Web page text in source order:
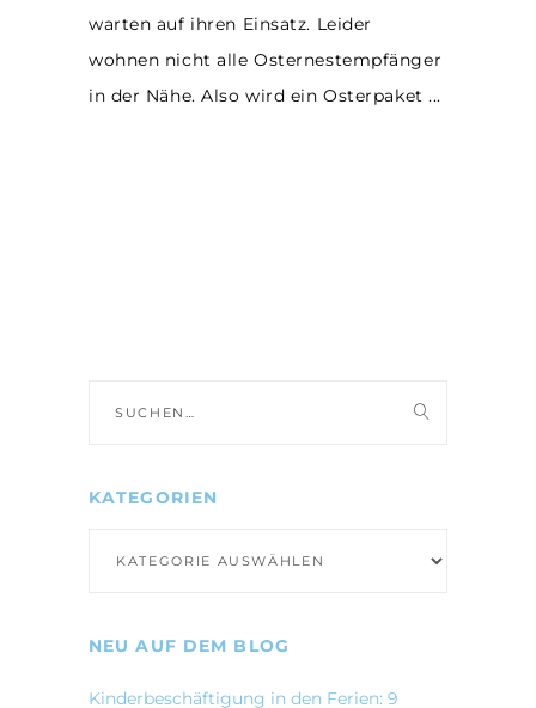
warten auf ihren Einsatz. Leider
wohnen nicht alle Osternestempfänger
in der Nähe. Also wird ein Osterpaket
nach:
KATEGORIEN
NEU AUF DEM BLOG
Kinderbeschäftigung in den Ferien: 9